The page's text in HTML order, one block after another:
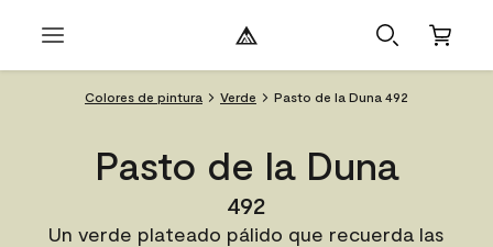
Colores de pintura Verde Pasto de la Duna 492
Pasto de la Duna
492
Un verde plateado pálido que recuerda las